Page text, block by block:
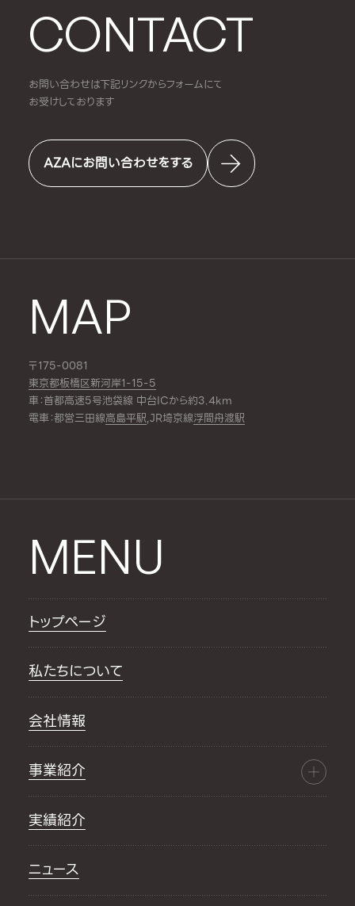
CONTACT
お問い合わせは下記リンクからフォームにて
お受けしております
AZAにお問い合わせをする
MAP
〒175-0081
東京都板橋区新河岸1-15-5
車：首都高速5号池袋線 中台ICから約3.4km
電車：都営三田線高島平駅,JR埼京線浮間舟渡駅
MENU
トップページ
私たちについて
会社情報
事業紹介
実績紹介
ニュース